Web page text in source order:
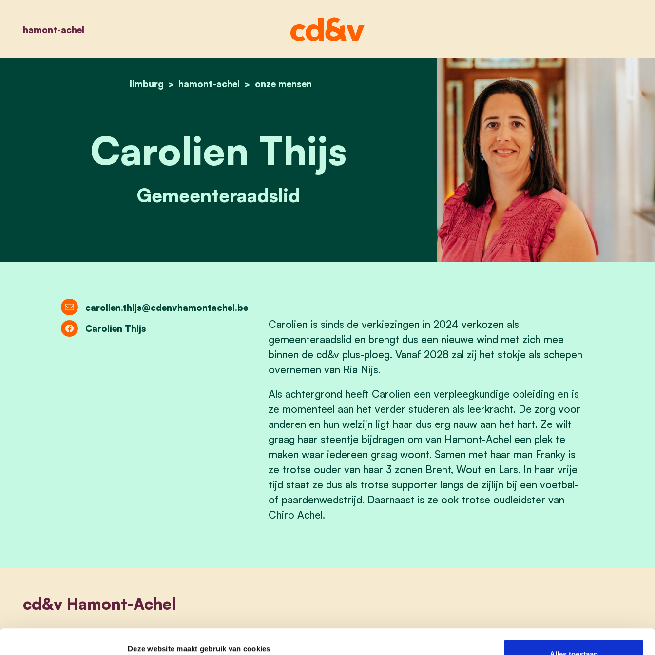
Deze website maakt gebruik van cookies
hamont-achel
home
limburg hamont-achel onze mensen
carolien thijs
Carolien Thijs
Gemeenteraadslid
Carolien is sinds de verkiezingen in 2024 verkozen als
gemeenteraadslid en brengt dus een nieuwe wind met zich mee
binnen de cd&v plus-ploeg. Vanaf 2028 zal zij het stokje als schepen
overnemen van Ria Nijs.
Als achtergrond heeft Carolien een verpleegkundige opleiding en is
ze momenteel aan het verder studeren als leerkracht. De zorg voor
anderen en hun welzijn ligt haar dus erg nauw aan het hart. Ze wilt
graag haar steentje bijdragen om van Hamont-Achel een plek te
maken waar iedereen graag woont. Samen met haar man Franky is
ze trotse ouder van haar 3 zonen Brent, Wout en Lars. In haar vrije
tijd staat ze dus als trotse supporter langs de zijlijn bij een voetbal-
of paardenwedstrijd. Daarnaast is ze ook trotse oudleidster van
Chiro Achel.
carolien.thijs@cdenvhamontachel.be
Carolien Thijs
cd&v Hamont-Achel